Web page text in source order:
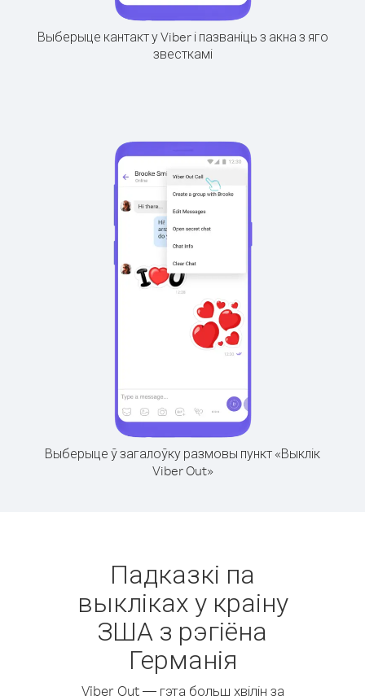
Выберыце кантакт у Viber і пазваніць з акна з яго
звесткамі
Выберыце ў загалоўку размовы пункт «Выклік
Viber Out»
Падказкі па
выкліках у краіну
ЗША з рэгіёна
Германія
Viber Out — гэта больш хвілін за